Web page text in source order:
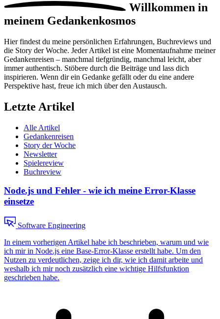
Willkommen in
meinem Gedankenkosmos
Hier findest du meine persönlichen Erfahrungen, Buchreviews und
die Story der Woche. Jeder Artikel ist eine Momentaufnahme meiner
Gedankenreisen – manchmal tiefgründig, manchmal leicht, aber
immer authentisch. Stöbere durch die Beiträge und lass dich
inspirieren. Wenn dir ein Gedanke gefällt oder du eine andere
Perspektive hast, freue ich mich über den Austausch.
Letzte Artikel
Alle Artikel
Gedankenreisen
Story der Woche
Newsletter
Spielereview
Buchreview
Node.js und Fehler - wie ich meine Error-Klasse
einsetze
Software Engineering
In einem vorherigen Artikel habe ich beschrieben, warum und wie
ich mir in Node.js eine Base-Error-Klasse erstellt habe. Um den
Nutzen zu verdeutlichen, zeige ich dir, wie ich damit arbeite und
weshalb ich mir noch zusätzlich eine wichtige Hilfsfunktion
geschrieben habe.